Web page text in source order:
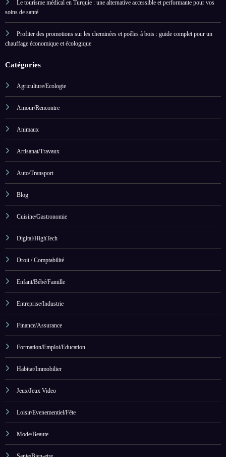
Le tourisme médical en Turquie : une alternative accessible et performante pour vos
soins de santé
Profiter des promotions sur les cheminées et poêles à bois : guide complet pour un
chauffage économique et écologique
Catégories
Agriculture/Ecologie
Amour/Rencontre
Animaux
Artisanat/Travaux
Auto/Transport
Blog
Cuisine/Gastronomie
Digital/HighTech
Droit / Comptabilité
Enfant/Bébé/Famille
Entreprise/Industrie
Finance/Assurance
Formation/Emploi/Education
Habitat/Immobilier
Jeux/Jeux Video
Loisir/Evenementiel/Fête
Mode/Beaute